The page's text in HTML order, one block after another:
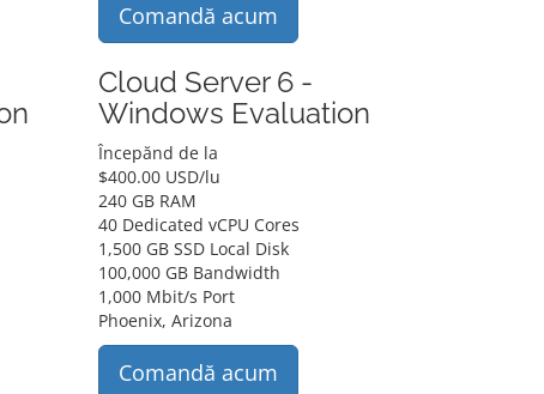
Comandă acum
Cloud Server 6 -
Windows Evaluation
Începănd de la
$400.00 USD/lu
240 GB RAM
40 Dedicated vCPU Cores
1,500 GB SSD Local Disk
100,000 GB Bandwidth
1,000 Mbit/s Port
Phoenix, Arizona
Comandă acum